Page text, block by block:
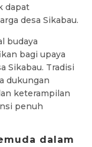
dapat
desa Sikabau.
budaya
bagi upaya
Sikabau. Tradisi
dukungan
keterampilan
penuh
dalam